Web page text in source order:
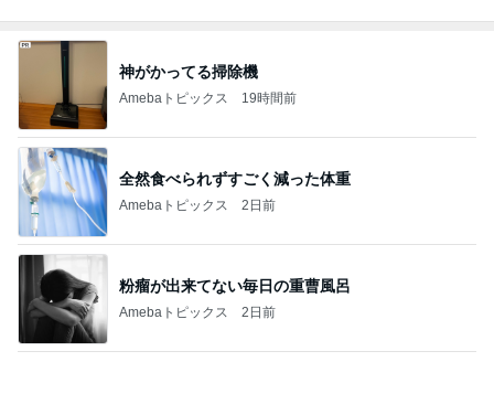
全然食べられずすごく減った体重
Amebaトピックス 2日前
粉瘤が出来てない毎日の重曹風呂
Amebaトピックス 2日前